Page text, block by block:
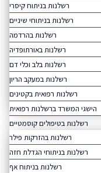
רשלנות בניתוח קיסרי
רשלנות בניתוחי שיניים
רשלנות בהרדמה
רשלנות באורתופדיה
רשלנות בלב וכלי דם
רשלנות במעקב הריון
רשלנות רפואית בקטינים
הישגי המשרד ברשלנות רפואית
רשלנות בטיפולים קוסמטיים
רשלנות בהזרקות פילר
רשלנות בניתוחי הגדלת חזה
רשלנות בניתוח אף